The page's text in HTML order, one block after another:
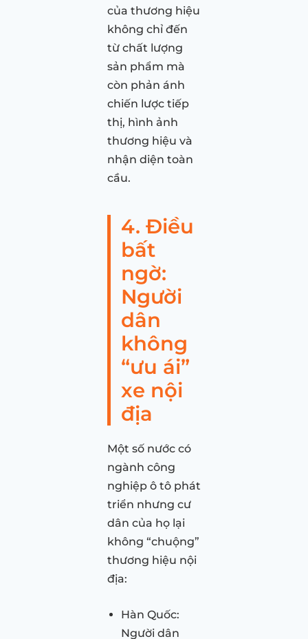
của thương hiệu
không chỉ đến
từ chất lượng
sản phẩm mà
còn phản ánh
chiến lược tiếp
thị, hình ảnh
thương hiệu và
nhận diện toàn
cầu.
4. Điều
bất
ngờ:
Người
dân
không
“ưu ái”
xe nội
địa
Một số nước có
ngành công
nghiệp ô tô phát
triển nhưng cư
dân của họ lại
không “chuộng”
thương hiệu nội
địa:
Hàn Quốc:
Người dân